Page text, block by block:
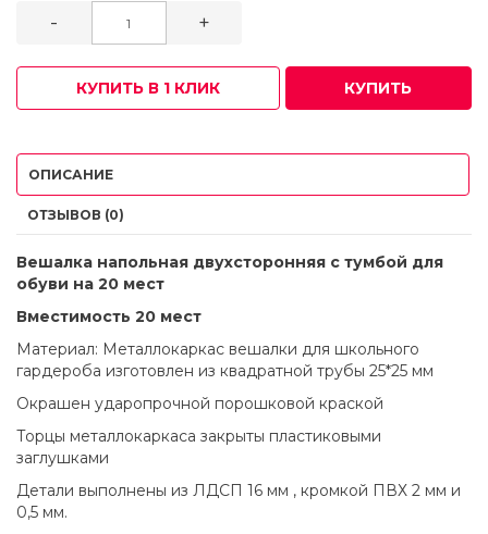
- +
КУПИТЬ В 1 КЛИК КУПИТЬ
ОПИСАНИЕ
ОТЗЫВОВ (0)
Вешалка напольная двухсторонняя с тумбой для
обуви на 20 мест
Вместимость 20 мест
Материал: Металлокаркас вешалки для школьного
гардероба изготовлен из квадратной трубы 25*25 мм
Окрашен ударопрочной порошковой краской
Торцы металлокаркаса закрыты пластиковыми
заглушками
Детали выполнены из ЛДСП 16 мм , кромкой ПВХ 2 мм и
0,5 мм.